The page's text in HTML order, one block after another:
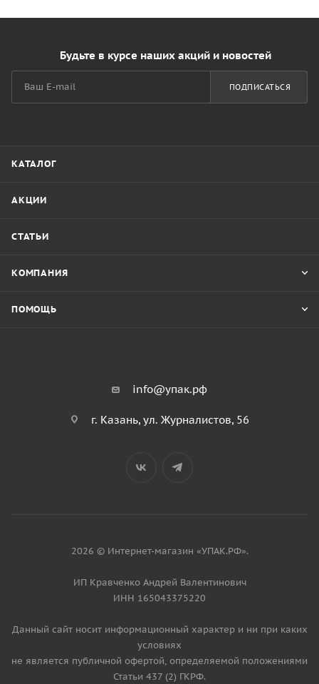
Будьте в курсе наших акций и новостей
ПОДПИСАТЬСЯ
КАТАЛОГ
АКЦИИ
СТАТЬИ
КОМПАНИЯ
ПОМОЩЬ
info@упак.рф
г. Казань, ул. Журналистов, 56
2026 © Интернет-магазин «УПАК.РФ».
ИП Кравченко Андрей Валентинович
ИНН 165043375220
Данный сайт носит информационный характер и ни при каких
условиях
не является публичной офертой, определяемой положениями
Статьи 437 (2) ГКРФ.